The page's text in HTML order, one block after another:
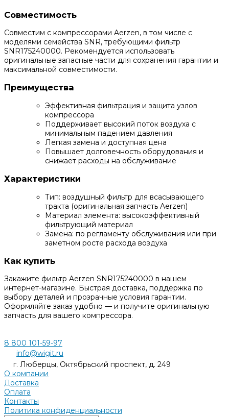
Совместимость
Совместим с компрессорами Aerzen, в том числе с
моделями семейства SNR, требующими фильтр
SNR175240000. Рекомендуется использовать
оригинальные запасные части для сохранения гарантии и
максимальной совместимости.
Преимущества
Эффективная фильтрация и защита узлов
компрессора
Поддерживает высокий поток воздуха с
минимальным падением давления
Легкая замена и доступная цена
Повышает долговечность оборудования и
снижает расходы на обслуживание
Характеристики
Тип: воздушный фильтр для всасывающего
тракта (оригинальная запчасть Aerzen)
Материал элемента: высокоэффективный
фильтрующий материал
Замена: по регламенту обслуживания или при
заметном росте расхода воздуха
Как купить
Закажите фильтр Aerzen SNR175240000 в нашем
интернет-магазине. Быстрая доставка, поддержка по
выбору деталей и прозрачные условия гарантии.
Оформляйте заказ удобно — и получите оригинальную
запчасть для вашего компрессора.
8 800 101-59-97
info@wigit.ru
г. Люберцы, Октябрьский проспект, д. 249
О компании
Доставка
Оплата
Контакты
Политика конфиденциальности